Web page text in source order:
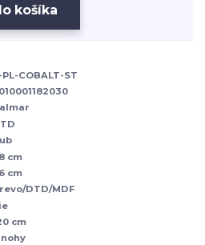
košíka
PL-COBALT-ST
cm
cm
DTD/MDF
cm